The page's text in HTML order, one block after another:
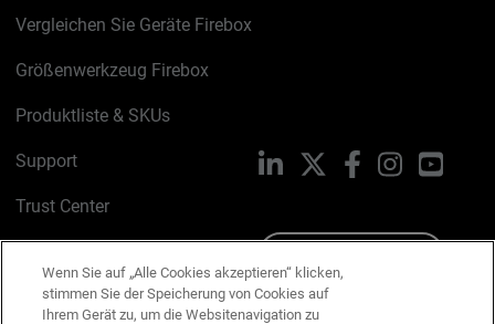
Vergleichen Sie Geräte Firebox
Größenwerkzeug Firebox
Produktliste & SKUs
Support
Trust Center
Cookie-Richtlinie
LinkedIn FacebookInstagram
Wenn Sie auf „Alle Cookies akzeptieren“ klicken,
stimmen Sie der Speicherung von Cookies auf
Ihrem Gerät zu, um die Websitenavigation zu